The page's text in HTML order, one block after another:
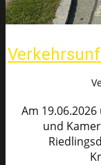
Am
und